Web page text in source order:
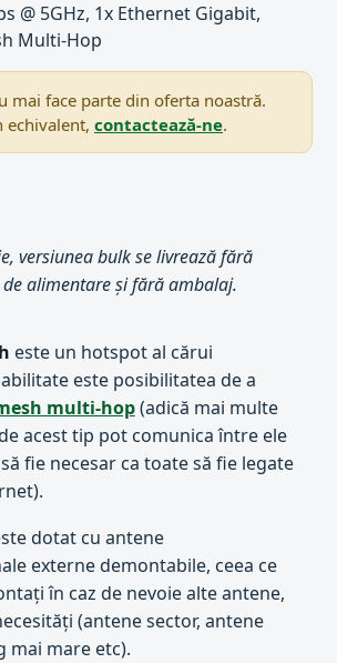
@ 5GHz, 1x Ethernet Gigabit,
Multi-Hop
mai face parte din oferta noastră.
echivalent, contactează-ne.
versiunea bulk se livrează fără
de alimentare și fără ambalaj.
este un hotspot al cărui
este posibilitatea de a
multi-hop(adică mai multe
acest tip pot comunica între ele
fie necesar ca toate să fie legate
dotat cu antene
externe demontabile, ceea ce
în caz de nevoie alte antene,
(antene sector, antene
mai mare etc).